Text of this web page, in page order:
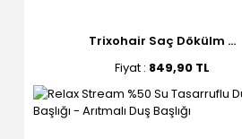
Trixohair Saç Dökülm ...
Fiyat : 849,90 TL